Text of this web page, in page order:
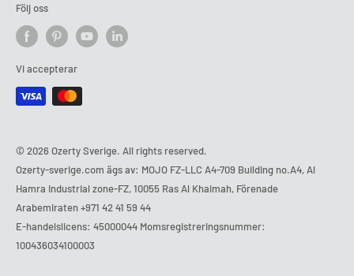
Följ oss
Vi accepterar
© 2026 Ozerty Sverige. All rights reserved.
Ozerty-sverige.com ägs av: MOJO FZ-LLC A4-709 Building no.A4, Al
Hamra Industrial zone-FZ, 10055 Ras Al Khaimah, Förenade
Arabemiraten+971 42 41 59 44
E-handelslicens: 45000044 Momsregistreringsnummer:
100436034100003